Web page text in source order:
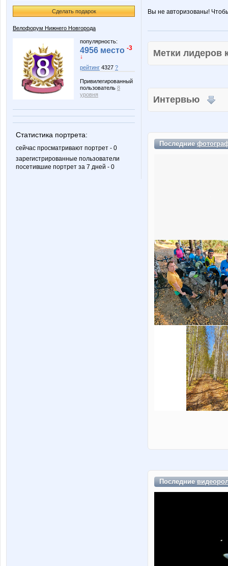
Сделать подарок
Велофорум Нижнего Новгорода
популярность:
4956 место -3
↓
рейтинг 4327 ?
Привилегированный
пользователь 8
уровня
Статистика портрета:
сейчас просматривают портрет - 0
зарегистрированные пользователи
посетившие портрет за 7 дней - 0
Вы не авторизованы!
Метки
Интервью
Последние
Последние